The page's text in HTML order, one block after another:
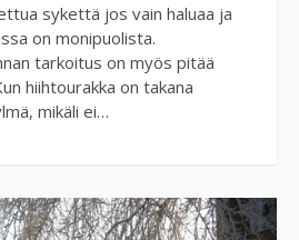
sykettä jos vain haluaa ja
on monipuolista.
tarkoitus on myös pitää
hiihtourakka on takana
mikäli ei…